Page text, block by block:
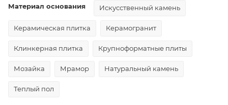
Материал основания Искусственный камень
Керамическая плитка Керамогранит
Клинкерная плитка Крупноформатные плиты
Мозайка Мрамор Натуральный камень
Теплый пол